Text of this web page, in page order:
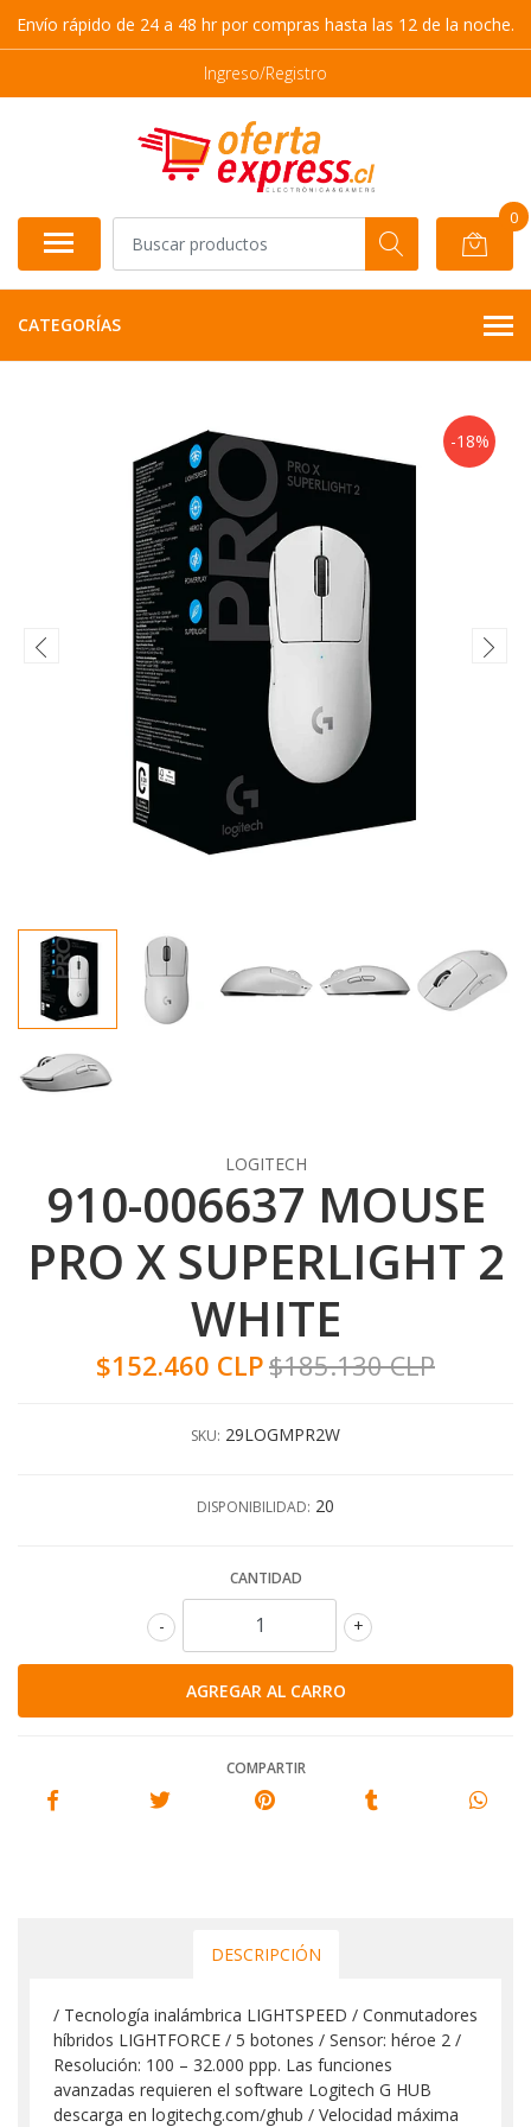
Envío rápido de 24 a 48 hr por compras hasta las 12 de la noche.
Ingreso/Registro
0
CATEGORÍAS
-18%
LOGITECH
910-006637 MOUSE
PRO X SUPERLIGHT 2
WHITE
$152.460 CLP$185.130 CLP
SKU: 29LOGMPR2W
DISPONIBILIDAD: 20
CANTIDAD
+
-
COMPARTIR
DESCRIPCIÓN
/ Tecnología inalámbrica LIGHTSPEED / Conmutadores
híbridos LIGHTFORCE / 5 botones / Sensor: héroe 2 /
Resolución: 100 – 32.000 ppp. Las funciones
avanzadas requieren el software Logitech G HUB
descarga en logitechg.com/ghub / Velocidad máxima